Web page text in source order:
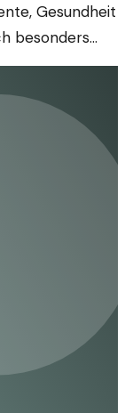
Gesundheit
besonders